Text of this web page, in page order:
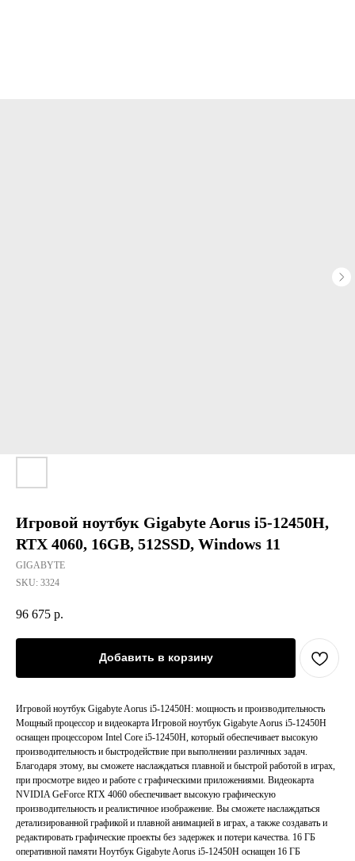
Игровой ноутбук Gigabyte Aorus i5-12450H,
RTX 4060, 16GB, 512SSD, Windows 11
GIGABYTE
SKU: 3324
96 675 р.
Добавить в корзину
Игровой ноутбук Gigabyte Aorus i5-12450H: мощность и производительность
Мощный процессор и видеокарта Игровой ноутбук Gigabyte Aorus i5-12450H
оснащен процессором Intel Core i5-12450H, который обеспечивает высокую
производительность и быстродействие при выполнении различных задач.
Благодаря этому, вы сможете наслаждаться плавной и быстрой работой в играх,
при просмотре видео и работе с графическими приложениями. Видеокарта
NVIDIA GeForce RTX 4060 обеспечивает высокую графическую
производительность и реалистичное изображение. Вы сможете наслаждаться
детализированной графикой и плавной анимацией в играх, а также создавать и
редактировать графические проекты без задержек и потери качества. 16 ГБ
оперативной памяти Ноутбук Gigabyte Aorus i5-12450H оснащен 16 ГБ